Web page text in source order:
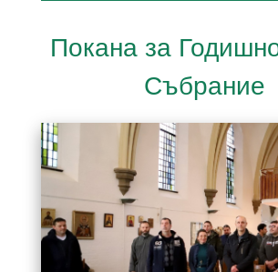
Покана за
Събрание